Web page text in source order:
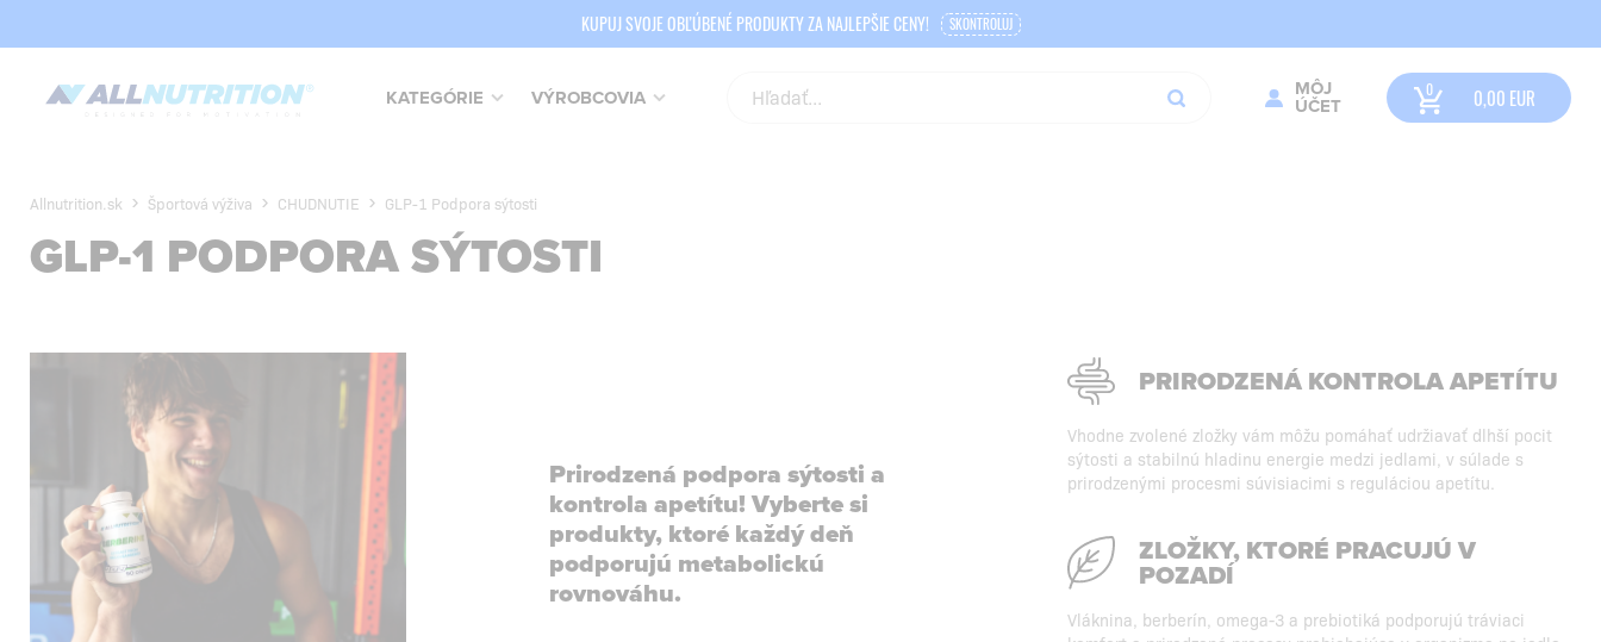
KUPUJ SVOJE OBĽÚBENÉ PRODUKTY ZA NAJLEPŠIE CENY! SKONTROLUJ
KATEGÓRIE VÝROBCOVIA
MÔJ
ÚČET
0,00 EUR
Allnutrition.sk Športová výživa CHUDNUTIE GLP-1 Podpora sýtosti
GLP-1 PODPORA SÝTOSTI
Prirodzená podpora sýtosti a
kontrola apetítu! Vyberte si
produkty, ktoré každý deň
podporujú metabolickú
rovnováhu.
PRIRODZENÁ KONTROLA APETÍTU
Vhodne zvolené zložky vám môžu pomáhať udržiavať dlhší pocit
sýtosti a stabilnú hladinu energie medzi jedlami, v súlade s
prirodzenými procesmi súvisiacimi s reguláciou apetítu.
ZLOŽKY, KTORÉ PRACUJÚ V
POZADÍ
Vláknina, berberín, omega-3 a prebiotiká podporujú tráviaci